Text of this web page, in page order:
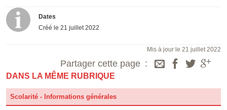
Dates
Créé le 21 juillet 2022
Mis à jour le 21 juillet 2022
Partager cette page
DANS LA MÊME RUBRIQUE
Scolarité - Informations générales